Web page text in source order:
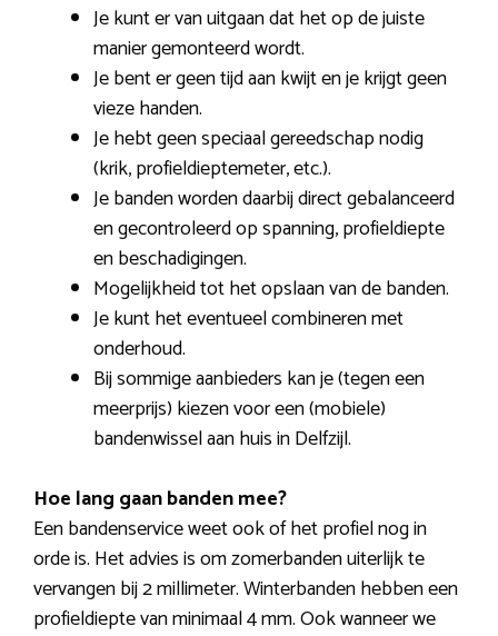
Je kunt er van uitgaan dat het op de juiste
manier gemonteerd wordt.
Je bent er geen tijd aan kwijt en je krijgt geen
vieze handen.
Je hebt geen speciaal gereedschap nodig
(krik, profieldieptemeter, etc.).
Je banden worden daarbij direct gebalanceerd
en gecontroleerd op spanning, profieldiepte
en beschadigingen.
Mogelijkheid tot het opslaan van de banden.
Je kunt het eventueel combineren met
onderhoud.
Bij sommige aanbieders kan je (tegen een
meerprijs) kiezen voor een (mobiele)
bandenwissel aan huis in Delfzijl.
Hoe lang gaan banden mee?
Een bandenservice weet ook of het profiel nog in
orde is. Het advies is om zomerbanden uiterlijk te
vervangen bij 2 millimeter. Winterbanden hebben een
profieldiepte van minimaal 4 mm. Ook wanneer we